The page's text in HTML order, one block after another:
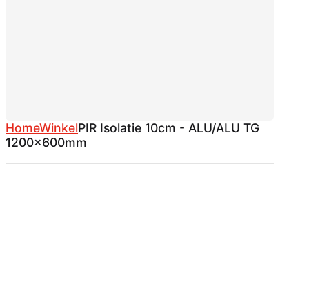
HomeWinkelPIR Isolatie 10cm - ALU/ALU TG
1200x600mm